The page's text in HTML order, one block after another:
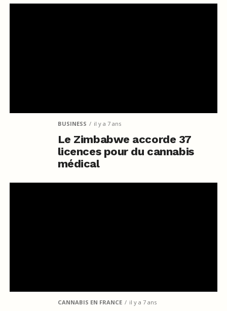
BUSINESS il y a 7 ans
Le Zimbabwe accorde 37
licences pour du cannabis
médical
CANNABIS EN FRANCE il y a 7 ans